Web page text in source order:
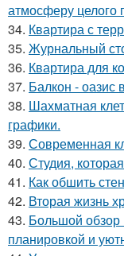
атмосферу целого
34. Квартира с
35. Журнальный
36. Квартира для
37. Балкон - оазис
38. Шахматная
графики.
39. Современная
40. Студия,
41. Как обшить
42. Вторая жизнь
43. Большой обзор
планировкой и